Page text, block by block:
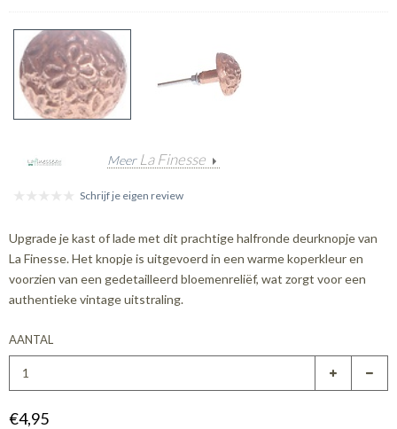
Meer La Finesse
Schrijf je eigen review
Upgrade je kast of lade met dit prachtige halfronde deurknopje van
La Finesse. Het knopje is uitgevoerd in een warme koperkleur en
voorzien van een gedetailleerd bloemenreliëf, wat zorgt voor een
authentieke vintage uitstraling.
AANTAL
€4,95